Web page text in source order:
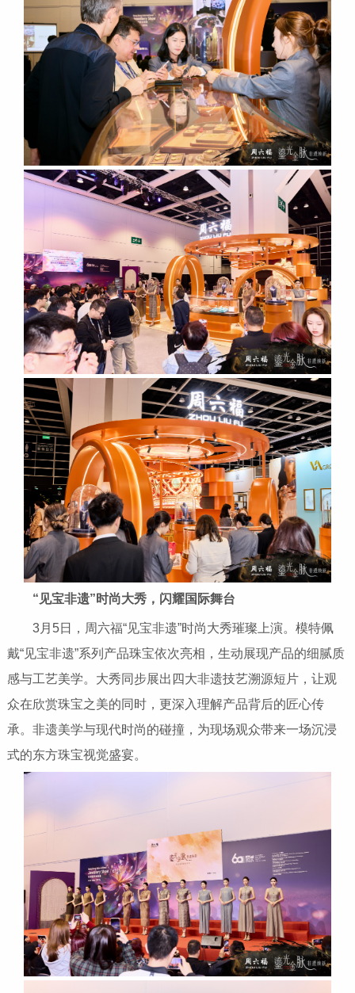
“ 见宝非遗”时尚大秀， 闪耀国际舞台
3月5日，周六福“见宝非遗”时尚大秀璀璨上演。模特佩
戴“见宝非遗”系列产品珠宝依次亮相，生动展现产品的细腻质
感与工艺美学。大秀同步展出四大非遗技艺溯源短片，让观
众在欣赏珠宝之美的同时，更深入理解产品背后的匠心传
承。非遗美学与现代时尚的碰撞，为现场观众带来一场沉浸
式的东方珠宝视觉盛宴。